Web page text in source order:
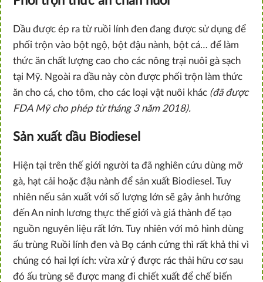
Dầu được ép ra từ ruồi lính đen đang được sử dụng để
phối trộn vào bột ngộ, bột đậu nành, bột cá… để làm
thức ăn chất lượng cao cho các nông trại nuôi gà sạch
tại Mỹ. Ngoài ra dầu này còn được phối trộn làm thức
ăn cho cá, cho tôm, cho các loại vật nuôi khác (đã được
FDA Mỹ cho phép từ tháng 3 năm 2018).
Sản xuất dầu Biodiesel
Hiện tại trên thế giới người ta đã nghiên cứu dùng mỡ
gà, hạt cải hoặc đậu nành để sản xuất Biodiesel. Tuy
nhiên nếu sản xuất với số lượng lớn sẽ gây ảnh hưởng
đến An ninh lương thực thế giới và giá thành để tạo
nguồn nguyên liệu rất lớn. Tuy nhiên với mô hình dùng
ấu trùng Ruồi lính đen và Bọ cánh cứng thì rất khả thi vì
chúng có hai lợi ích: vừa xử ý được rác thải hữu cơ sau
đó ấu trùng sẽ được mang đi chiết xuất để chế biến